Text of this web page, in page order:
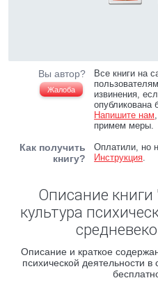
Вы автор?
Жалоба
Все книги на
извинения,
опубликована
Напишите нам
примем меры.
Как получить
книгу?
Оплатили, но
Инструкция.
Описание
культура
Описание и краткое
психической деятельности